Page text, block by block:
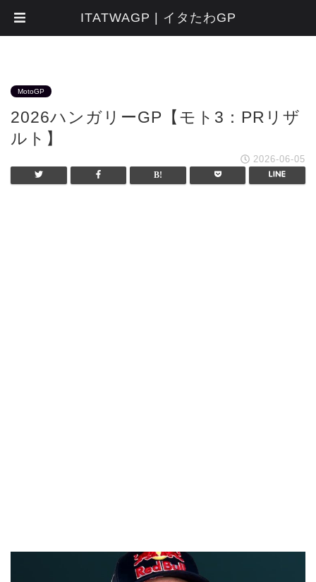
MotoGP
2026ハンガリーGP【モト3：PRリザ
ルト】
2026-06-05
ITATWAGP | イタたわGP